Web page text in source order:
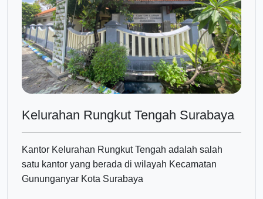
Kelurahan Rungkut Tengah Surabaya
Kantor Kelurahan Rungkut Tengah adalah salah
satu kantor yang berada di wilayah Kecamatan
Gununganyar Kota Surabaya